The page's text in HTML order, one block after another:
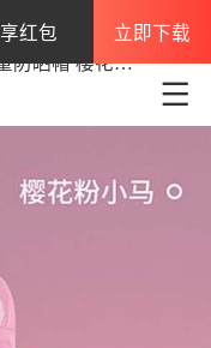
红包 立即下载
Lemonkid 儿童防晒帽 樱花粉小马 超大帽檐&后披肩 带口哨